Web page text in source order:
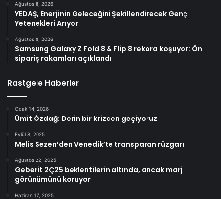
Ağustos 8, 2026
YEDAŞ, Enerjinin Geleceğini Şekillendirecek Genç
Yetenekleri Arıyor
Ağustos 8, 2026
Samsung Galaxy Z Fold 8 & Flip 8 rekora koşuyor: Ön
sipariş rakamları açıklandı
Rastgele Haberler
Ocak 14, 2026
Ümit Özdağ: Derin bir krizden geçiyoruz
Eylül 8, 2025
Melis Sezen’den Venedik’te transparan rüzgarı
Ağustos 22, 2025
Geberit 2Ç25 beklentilerin altında, ancak marj
görünümünü koruyor
Haziran 17, 2025